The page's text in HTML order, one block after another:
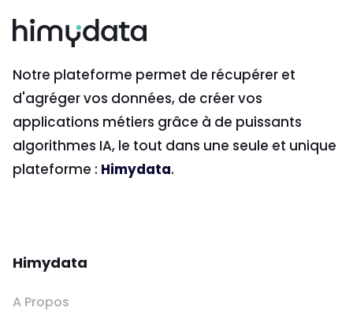
Notre plateforme permet de récupérer et
d'agréger vos données, de créer vos
applications métiers grâce à de puissants
algorithmes IA, le tout dans une seule et unique
plateforme : Himydata.
Himydata
A Propos